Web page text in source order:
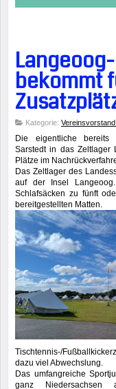
bekommt
Kategorie:
Die eigentliche bereits
Sarstedt in das
Plätze im
Das Zeltlager des
auf der Insel
Schlafsäcken zu fünft
bereitgestellten Matten.
Tischtennis-/
dazu viel Abwechslung.
Das umfangreiche
ganz Niedersachsen